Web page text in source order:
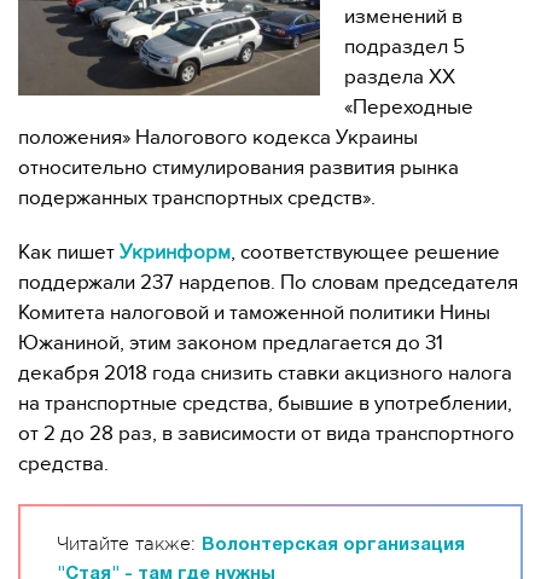
изменений в
подраздел 5
раздела XX
«Переходные
положения» Налогового кодекса Украины
относительно стимулирования развития рынка
подержанных транспортных средств».
Как пишет Укринформ, соответствующее решение
поддержали 237 нардепов. По словам председателя
Комитета налоговой и таможенной политики Нины
Южаниной, этим законом предлагается до 31
декабря 2018 года снизить ставки акцизного налога
на транспортные средства, бывшие в употреблении,
от 2 до 28 раз, в зависимости от вида транспортного
средства.
Читайте также:
Волонтерская организация
"Стая" - там где нужны